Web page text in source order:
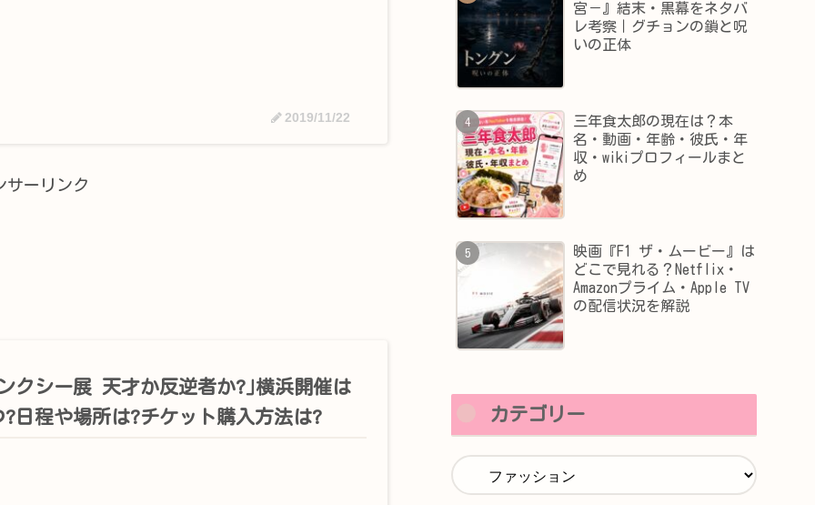
2019/11/22
サーリンク
クシー展 天才か反逆者か?｣横浜開催は
?日程や場所は?チケット購入方法は?
宮－』結末・黒幕をネタバ
レ考察｜グチョンの鎖と呪
いの正体
三年食太郎の現在は？本
名・動画・年齢・彼氏・年
収・wikiプロフィールまと
め
映画『F1 ザ・ムービー』は
どこで見れる？Netflix・
Amazonプライム・Apple TV
の配信状況を解説
カテゴリー